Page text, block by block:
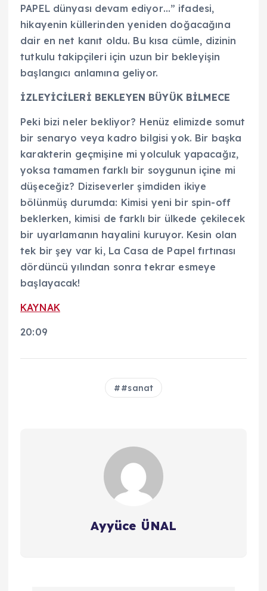
PAPEL dünyası devam ediyor…” ifadesi,
hikayenin küllerinden yeniden doğacağına
dair en net kanıt oldu. Bu kısa cümle, dizinin
tutkulu takipçileri için uzun bir bekleyişin
başlangıcı anlamına geliyor.
İZLEYİCİLERİ BEKLEYEN BÜYÜK BİLMECE
Peki bizi neler bekliyor? Henüz elimizde somut
bir senaryo veya kadro bilgisi yok. Bir başka
karakterin geçmişine mi yolculuk yapacağız,
yoksa tamamen farklı bir soygunun içine mi
düşeceğiz? Diziseverler şimdiden ikiye
bölünmüş durumda: Kimisi yeni bir spin-off
beklerken, kimisi de farklı bir ülkede çekilecek
bir uyarlamanın hayalini kuruyor. Kesin olan
tek bir şey var ki, La Casa de Papel fırtınası
dördüncü yılından sonra tekrar esmeye
başlayacak!
KAYNAK
20:09
#sanat
Ayyüce ÜNAL